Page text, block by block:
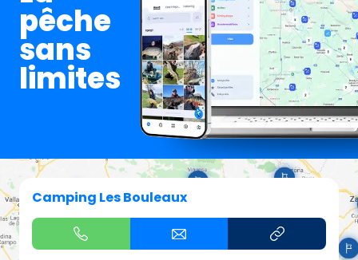
pêche
sans
limites
Camping Les Bouleaux